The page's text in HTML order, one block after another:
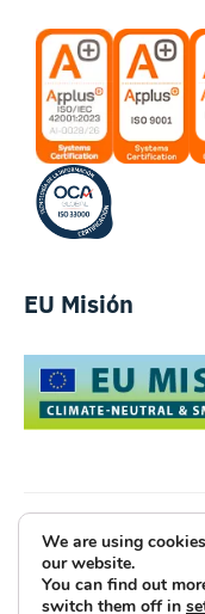
EU Misión
Luce
Aviso Legal
We are using
our website.
You can find out
switch them off in